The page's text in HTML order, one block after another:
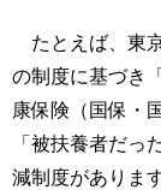
たとえば、東
の制度に基づき
康保険（国保・
「被扶養者だっ
減制度があります